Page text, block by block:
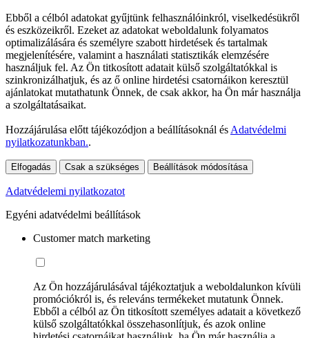
Ebből a célból adatokat gyűjtünk felhasználóinkról, viselkedésükről
és eszközeikről. Ezeket az adatokat weboldalunk folyamatos
optimalizálására és személyre szabott hirdetések és tartalmak
megjelenítésére, valamint a használati statisztikák elemzésére
használjuk fel. Az Ön titkosított adatait külső szolgáltatókkal is
szinkronizálhatjuk, és az ő online hirdetési csatornáikon keresztül
ajánlatokat mutathatunk Önnek, de csak akkor, ha Ön már használja
a szolgáltatásaikat.
Hozzájárulása előtt tájékozódjon a beállításoknál és Adatvédelmi
nyilatkozatunkban..
Elfogadás Csak a szükséges Beállítások módosítása
Adatvédelemi nyilatkozatot
Egyéni adatvédelmi beállítások
Customer match marketing
Az Ön hozzájárulásával tájékoztatjuk a weboldalunkon kívüli
promóciókról is, és releváns termékeket mutatunk Önnek.
Ebből a célból az Ön titkosított személyes adatait a következő
külső szolgáltatókkal összehasonlítjuk, és azok online